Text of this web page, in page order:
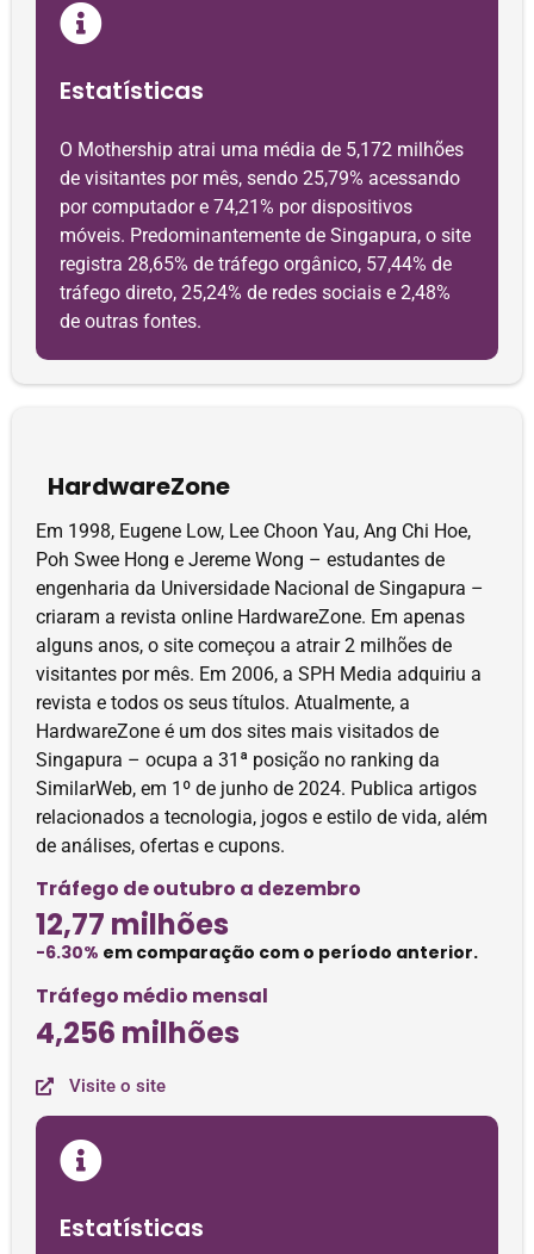
Estatísticas
O Mothership atrai uma média de 5,172 milhões
de visitantes por mês, sendo 25,79% acessando
por computador e 74,21% por dispositivos
móveis. Predominantemente de Singapura, o site
registra 28,65% de tráfego orgânico, 57,44% de
tráfego direto, 25,24% de redes sociais e 2,48%
de outras fontes.
HardwareZone
Em 1998, Eugene Low, Lee Choon Yau, Ang Chi Hoe,
Poh Swee Hong e Jereme Wong – estudantes de
engenharia da Universidade Nacional de Singapura –
criaram a revista online HardwareZone. Em apenas
alguns anos, o site começou a atrair 2 milhões de
visitantes por mês. Em 2006, a SPH Media adquiriu a
revista e todos os seus títulos. Atualmente, a
HardwareZone é um dos sites mais visitados de
Singapura – ocupa a 31ª posição no ranking da
SimilarWeb, em 1º de junho de 2024. Publica artigos
relacionados a tecnologia, jogos e estilo de vida, além
de análises, ofertas e cupons.
Tráfego de outubro a dezembro
12,77 milhões
-6.30% em comparação com o período anterior.
Tráfego médio mensal
4,256 milhões
Visite o site
Estatísticas